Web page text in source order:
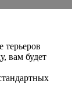
терьеров
вам будет